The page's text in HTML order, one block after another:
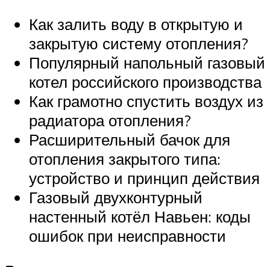
Как залить воду в открытую и
закрытую систему отопления?
Популярный напольный газовый
котел российского производства
Как грамотно спустить воздух из
радиатора отопления?
Расширительный бачок для
отопления закрытого типа:
устройство и принцип действия
Газовый двухконтурный
настенный котёл Навьен: коды
ошибок при неисправности